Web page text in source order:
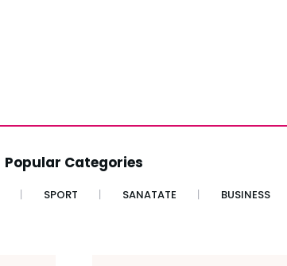
Popular Categories
SPORT SANATATE BUSINESS